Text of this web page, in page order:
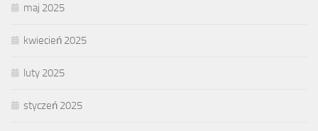
maj 2025
kwiecień 2025
luty 2025
styczeń 2025